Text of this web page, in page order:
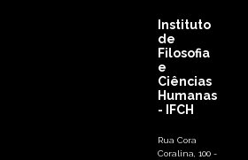
Instituto
de
Filosofia
e
Ciências
Humanas
- IFCH
Rua Cora
Coralina, 100 -